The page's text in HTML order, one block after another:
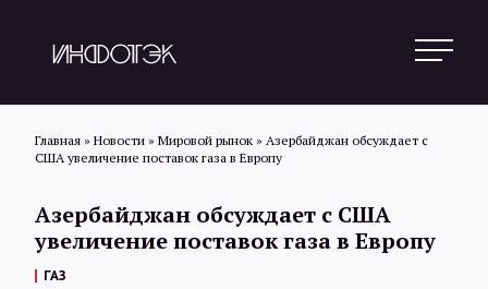
Главная » Новости » Мировой рынок » Азербайджан обсуждает с
США увеличение поставок газа в Европу
Азербайджан обсуждает с США
увеличение поставок газа в Европу
ГАЗ